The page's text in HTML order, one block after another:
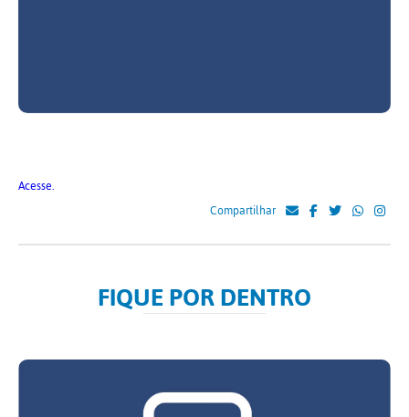
Acesse.
Compartilhar
FIQUE POR DENTRO